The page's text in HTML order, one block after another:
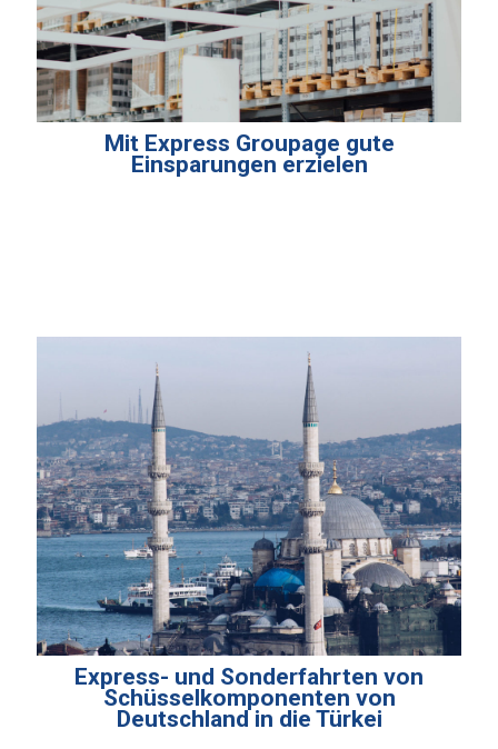
Mit Express Groupage gute
Einsparungen erzielen
Express- und Sonderfahrten von
Schüsselkomponenten von
Deutschland in die Türkei